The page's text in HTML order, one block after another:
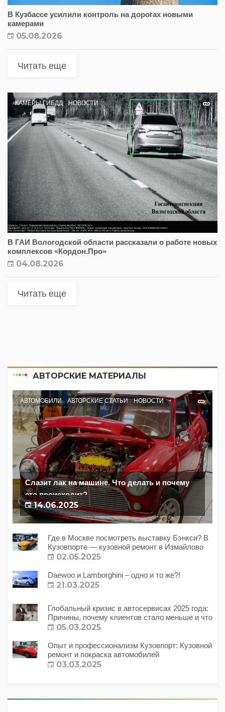
В Кузбассе усилили контроль на дорогах новыми
камерами
05.08.2026
Читать еще
КАМЕРЫ ГИБДД НОВОСТИ
В ГАИ Вологодской области рассказали о работе новых
комплексов «Кордон.Про»
04.08.2026
Читать еще
АВТОРСКИЕ МАТЕРИАЛЫ
АВТОМОБИЛИ АВТОРСКИЕ СТАТЬИ НОВОСТИ
Слазит лак на машине. Что делать и почему
это происходит?
14.06.2025
Где в Москве посмотреть выставку Бэнкси? В
Кузовпорте — кузовной ремонт в Измайлово
02.05.2025
Daewoo и Lamborghini – одно и то же?!
21.03.2025
Глобальный кризис в автосервисах 2025 года:
Причины, почему клиентов стало меньше и что
с этим делать?
05.03.2025
Опыт и профессионализм Кузовпорт: Кузовной
ремонт и покраска автомобилей
03.03.2025